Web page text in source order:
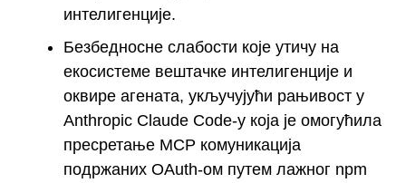
интелигенције.
Безбедносне слабости које утичу на
екосистеме вештачке интелигенције и
оквире агената, укључујући рањивост у
Anthropic Claude Code-у која је омогућила
пресретање MCP комуникација
подржаних OAuth-ом путем лажног npm